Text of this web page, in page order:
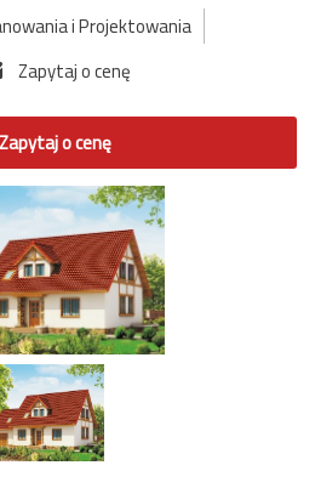
i Projektowania
Zapytaj o cenę
o cenę